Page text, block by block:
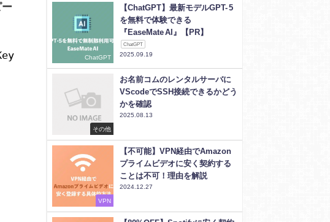
ー
ChatGPT
【ChatGPT】最新モデルGPT- 5
を無料で体験できる
『EaseMate AI』【PR】
ChatGPT
2025.09.19
その他
お名前コムのレンタルサーバに
VScodeでSSH接続できるかどう
かを確認
2025.08.13
VPN
【不可能】VPN経由でAmazon
プライムビデオに安く契約する
ことは不可！理由を解説
2024.12.27